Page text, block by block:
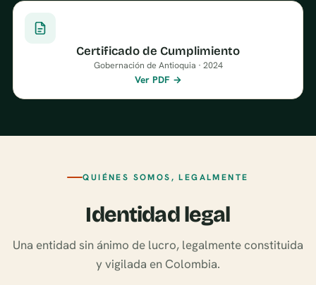
Certificado de Cumplimiento
Gobernación de Antioquia · 2024
Ver PDF →
QUIÉNES SOMOS, LEGALMENTE
Identidad legal
Una entidad sin ánimo de lucro, legalmente constituida
y vigilada en Colombia.